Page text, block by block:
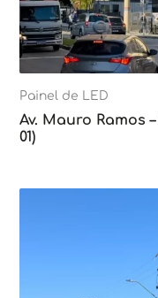
Painel de LED
Av. Mauro Ramos
01)